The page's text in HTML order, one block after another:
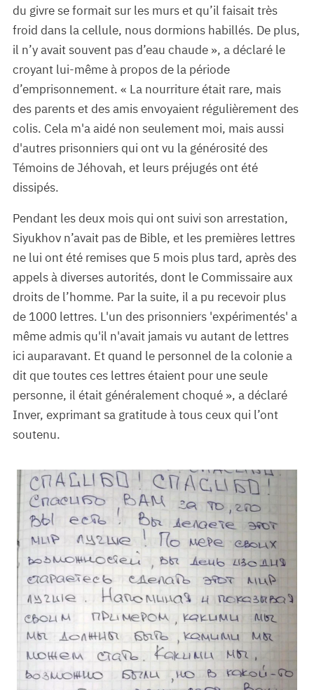
du givre se formait sur les murs et qu’il faisait très
froid dans la cellule, nous dormions habillés. De plus,
il n’y avait souvent pas d’eau chaude », a déclaré le
croyant lui-même à propos de la période
d’emprisonnement. « La nourriture était rare, mais
des parents et des amis envoyaient régulièrement des
colis. Cela m'a aidé non seulement moi, mais aussi
d'autres prisonniers qui ont vu la générosité des
Témoins de Jéhovah, et leurs préjugés ont été
dissipés.
Pendant les deux mois qui ont suivi son arrestation,
Siyukhov n’avait pas de Bible, et les premières lettres
ne lui ont été remises que 5 mois plus tard, après des
appels à diverses autorités, dont le Commissaire aux
droits de l’homme. Par la suite, il a pu recevoir plus
de 1000 lettres. L'un des prisonniers 'expérimentés' a
même admis qu'il n'avait jamais vu autant de lettres
ici auparavant. Et quand le personnel de la colonie a
dit que toutes ces lettres étaient pour une seule
personne, il était généralement choqué », a déclaré
Inver, exprimant sa gratitude à tous ceux qui l’ont
soutenu.